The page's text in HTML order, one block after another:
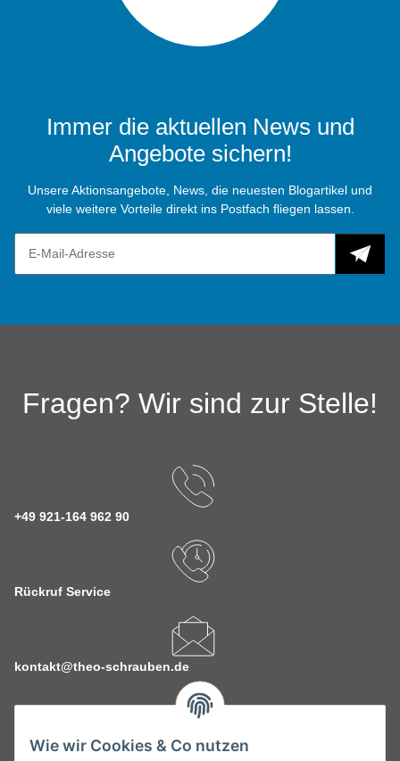
Wie wir Cookies & Co nutzen
Immer die aktuellen News und
Angebote sichern!
Unsere Aktionsangebote, News, die neuesten Blogartikel und
viele weitere Vorteile direkt ins Postfach fliegen lassen.
Fragen? Wir sind zur Stelle!
+49 921-164 962 90
Rückruf Service
kontakt@theo-schrauben.de